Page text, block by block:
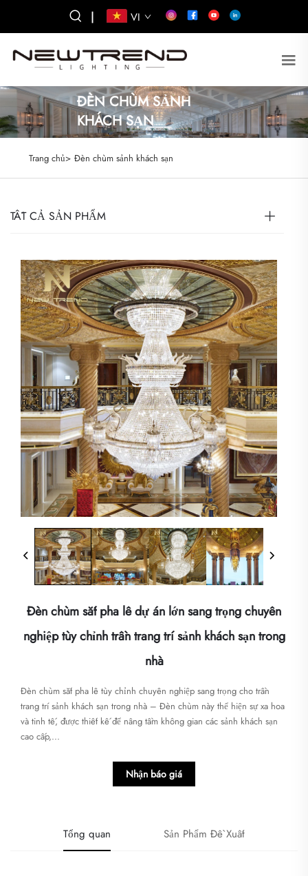
| VI
ĐÈN CHÙM SẢNH
KHÁCH SẠN
Trang chủ> Đèn chùm sảnh khách sạn
TẤT CẢ SẢN PHẨM
Đèn chùm sắt pha lê dự án lớn sang trọng chuyên
nghiệp tùy chỉnh trần trang trí sảnh khách sạn trong
nhà
Đèn chùm sắt pha lê tùy chỉnh chuyên nghiệp sang trọng cho trần
trang trí sảnh khách sạn trong nhà – Đèn chùm này thể hiện sự xa hoa
và tinh tế, được thiết kế để nâng tầm không gian các sảnh khách sạn
cao cấp,...
Nhận báo giá
Tổng quan Sản Phẩm Đề Xuất